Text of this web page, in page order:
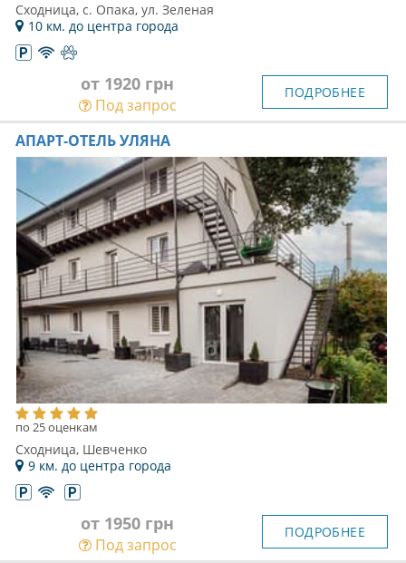
Сходница, с. Опака, ул. Зеленая
10 км. до центра города
от 1920 грн
Под запрос
ПОДРОБНЕЕ
АПАРТ-ОТЕЛЬ УЛЯНА
по 25 оценкам
Сходница, Шевченко
9 км. до центра города
от 1950 грн
Под запрос
ПОДРОБНЕЕ